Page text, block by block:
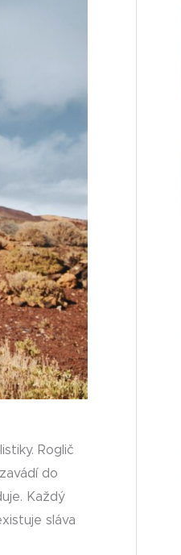
Roglič
do
Každý
sláva